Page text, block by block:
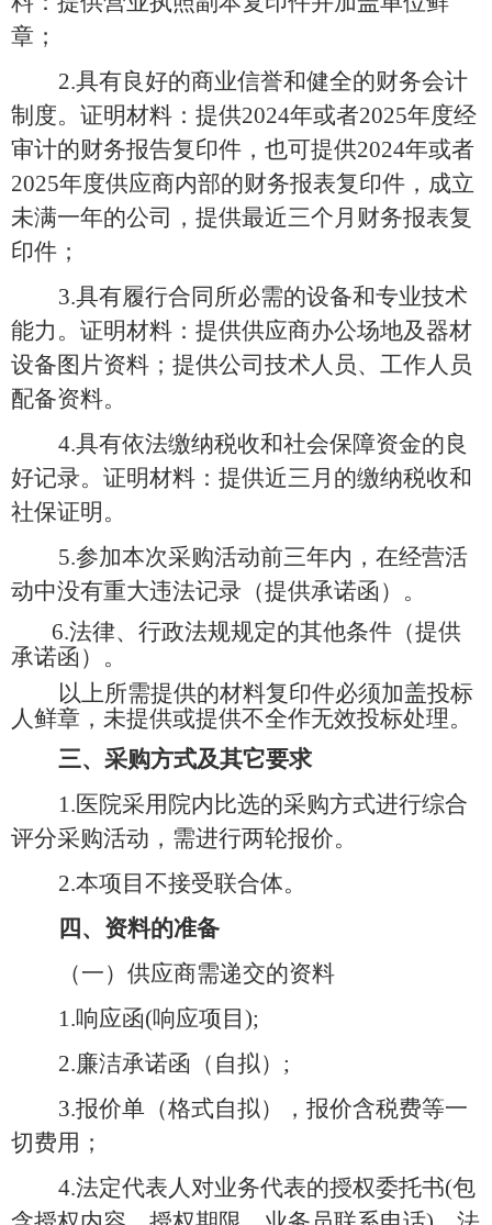
章；
2.具有良好的商业信誉和健全的财务会计
制度。证明材料：提供2024年或者2025年度经
审计的财务报告复印件，也可提供2024年或者
2025年度供应商内部的财务报表复印件，成立
未满一年的公司，提供最近三个月财务报表复
印件；
3.具有履行合同所必需的设备和专业技术
能力。证明材料：提供供应商办公场地及器材
设备图片资料；提供公司技术人员、工作人员
配备资料。
4.具有依法缴纳税收和社会保障资金的良
好记录。证明材料：提供近三月的缴纳税收和
社保证明。
5.参加本次采购活动前三年内，在经营活
动中没有重大违法记录（提供承诺函）。
6.法律、行政法规规定的其他条件（提供
承诺函）。
以上所需提供的材料复印件必须加盖投标
人鲜章，未提供或提供不全作无效投标处理。
三、 采购方式及其它要求
1.医院采用院内比选的采购方式进行综合
评分采购活动，需进行两轮报价。
2.本项目不接受联合体。
四、 资料的准备
（一）供应商需递交的资料
1.响应函(响应项目);
2.廉洁承诺函（自拟）;
3.报价单（格式自拟），报价含税费等一
切费用；
4.法定代表人对业务代表的授权委托书(包